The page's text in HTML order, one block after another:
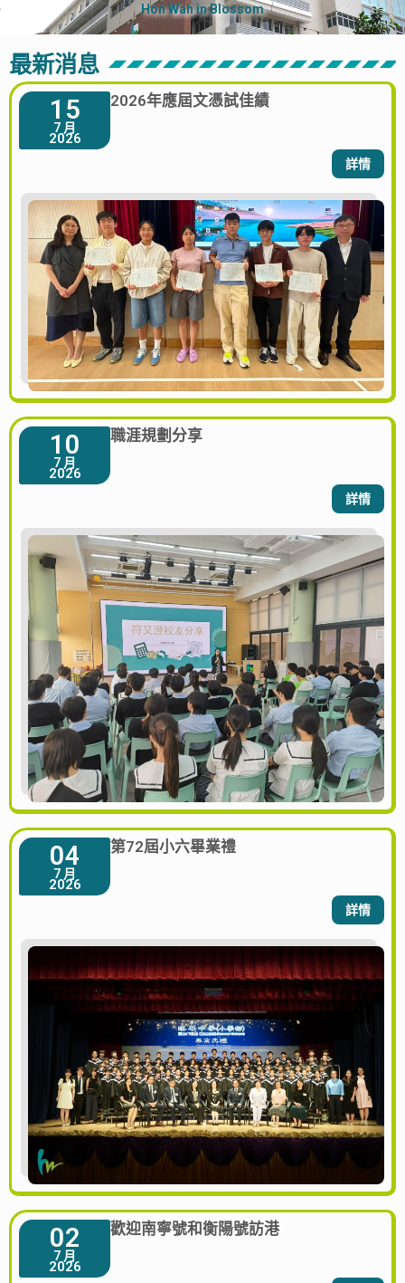
Hon Wah in Blossom
最新消息
15
7 月
2026
2026年應屆文憑試佳績
詳情
10
7 月
2026
職涯規劃分享
詳情
04
7 月
2026
第72屆小六畢業禮
詳情
02
7 月
2026
歡迎南寧號和衡陽號訪港